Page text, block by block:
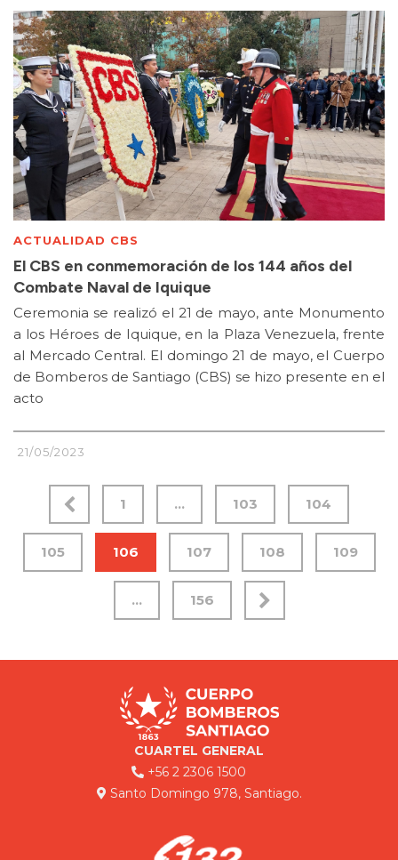
ACTUALIDAD CBS
El CBS en conmemoración de los 144 años del
Combate Naval de Iquique
Ceremonia se realizó el 21 de mayo, ante Monumento
a los Héroes de Iquique, en la Plaza Venezuela, frente
al Mercado Central. El domingo 21 de mayo, el Cuerpo
de Bomberos de Santiago (CBS) se hizo presente en el
acto
21/05/2023
1 … 103 104
105 106 107 108 109
… 156
CUARTEL GENERAL
+56 2 2306 1500
Santo Domingo 978, Santiago.